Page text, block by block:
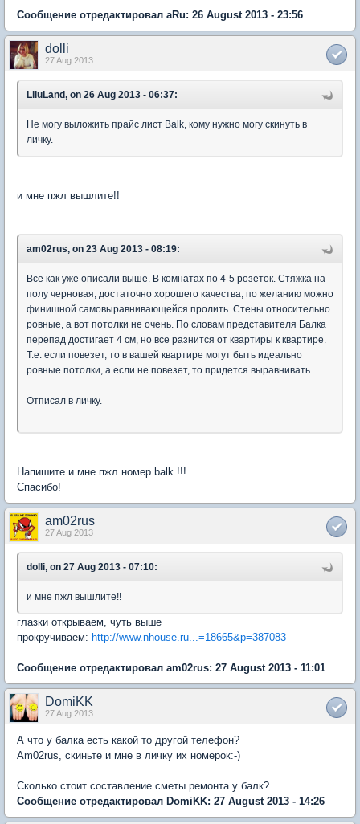
Сообщение отредактировал aRu: 26 August 2013 - 23:56
dolli
27 Aug 2013
LiluLand, on 26 Aug 2013 - 06:37:
Не могу выложить прайс лист Balk, кому нужно могу скинуть в
личку.
и мне пжл вышлите!!
am02rus, on 23 Aug 2013 - 08:19:
Все как уже описали выше. В комнатах по 4-5 розеток. Стяжка на
полу черновая, достаточно хорошего качества, по желанию можно
финишной самовыравнивающейся пролить. Стены относительно
ровные, а вот потолки не очень. По словам представителя Балка
перепад достигает 4 см, но все разнится от квартиры к квартире.
Т.е. если повезет, то в вашей квартире могут быть идеально
ровные потолки, а если не повезет, то придется выравнивать.
Отписал в личку.
Напишите и мне пжл номер balk !!!
Спасибо!
am02rus
27 Aug 2013
dolli, on 27 Aug 2013 - 07:10:
и мне пжл вышлите!!
глазки открываем, чуть выше
прокручиваем: http://www.nhouse.ru...=18665&p=387083
Сообщение отредактировал am02rus: 27 August 2013 - 11:01
DomiKK
27 Aug 2013
А что у балка есть какой то другой телефон?
Am02rus, скиньте и мне в личку их номерок:-)
Сколько стоит составление сметы ремонта у балк?
Сообщение отредактировал DomiKK: 27 August 2013 - 14:26